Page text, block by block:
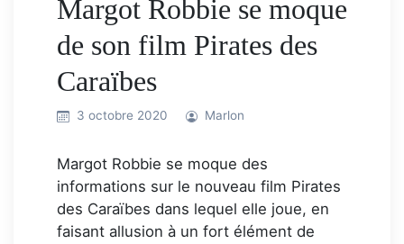
Margot Robbie se moque
de son film Pirates des
Caraïbes
3 octobre 2020 Marlon
Margot Robbie se moque des
informations sur le nouveau film Pirates
des Caraïbes dans lequel elle joue, en
faisant allusion à un fort élément de